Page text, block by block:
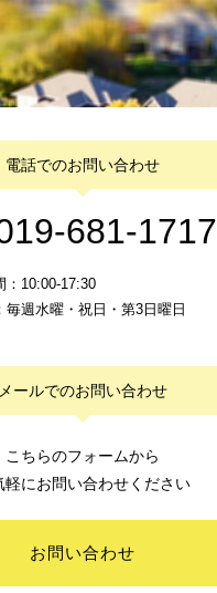
電話でのお問い合わせ
681-1717
：10:00-17:30
毎週水曜・祝日・第3日曜日
メールでのお問い合わせ
こちらのフォームから
軽にお問い合わせください
お問い合わせ